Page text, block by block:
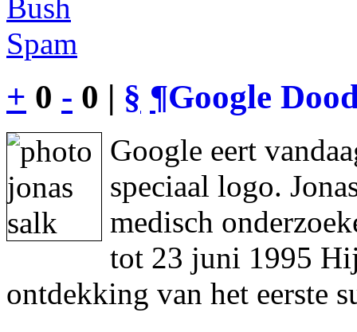
Bush
Spam
+ 0 - 0 | § ¶Google
Google eert
speciaal logo.
medisch
tot 23 juni 1995
ontdekking van het eerste